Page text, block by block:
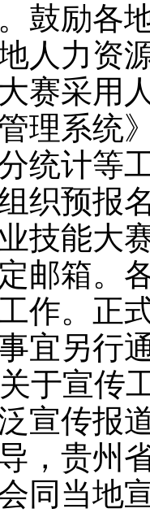
鼓励各
人力资
赛采用
理系统
统计等
织预报
技能大
邮箱。
作。正
宜另行
宣传工
宣传报
，贵州
同当地